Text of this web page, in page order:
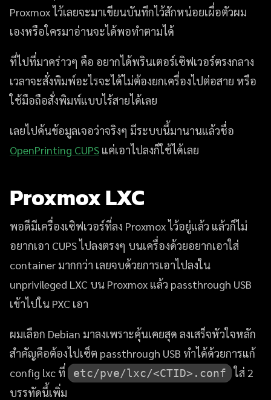
Proxmox ไว้เลยจะมาเขียนบันทึกไว้สักหน่อยเผื่อตัวผม
เองหรือใครมาอ่านจะได้พอทำตามได้
ที่ไปที่มาคร่าวๆ คือ อยากได้พรินเตอร์เซิฟเวอร์ตรงกลาง
เวลาจะสั่งพิมพ์อะไรจะได้ไม่ต้องยกเครื่องไปต่อสาย หรือ
ใช้มือถือสั่งพิมพ์แบบไร้สายได้เลย
เลยไปค้นข้อมูลเจอว่าจริงๆ มีระบบนี้มานานแล้วชื่อ
OpenPrinting CUPS แค่เอาไปลงก็ใช้ได้เลย
Proxmox LXC
พอดีมีเครื่องเซิฟเวอร์ที่ลง Proxmox ไว้อยู่แล้ว แล้วก็ไม่
อยากเอา CUPS ไปลงตรงๆ บนเครื่องด้วยอยากเอาใส่
container มากกว่า เลยจบด้วยการเอาไปลงใน
unprivileged LXC บน Proxmox แล้ว passthrough USB
เข้าไปใน PXC เอา
ผมเลือก Debian มาลงเพราะคุ้นเคยสุด ลงเสร็จหัวใจหลัก
สำคัญคือต้องไปเซ็ต passthrough USB ทำได้ด้วยการแก้
config lxc ที่
etc/pve/lxc/<CTID>.conf
ใส่ 2
บรรทัดนี้เพิ่ม